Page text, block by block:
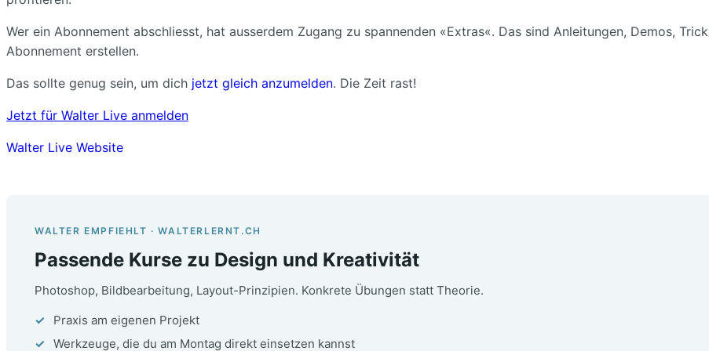
Wer ein Abonnement abschliesst, hat ausserdem Zugang zu spannenden «Extras«. Das sind Anleitungen, Demos,
Abonnement erstellen.
Das sollte genug sein, um dich jetzt gleich anzumelden. Die Zeit rast!
Jetzt für Walter Live anmelden
Walter Live Website
WALTER EMPFIEHLT · WALTERLERNT.CH
Passende Kurse zu Design und Kreativität
Photoshop, Bildbearbeitung, Layout-Prinzipien. Konkrete Übungen statt Theorie.
Praxis am eigenen Projekt
Werkzeuge, die du am Montag direkt einsetzen kannst